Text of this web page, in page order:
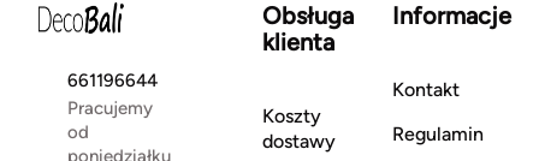
661196644
Pracujemy
od
poniedziałku
Obsługa
klienta
Koszty
dostawy
Informacje
Kontakt
Regulamin